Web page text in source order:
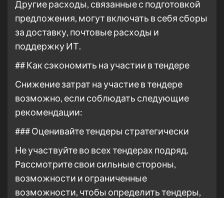
Другие расходы, связанные с подготовкой
предложения, могут включать в себя сборы
за доставку, почтовые расходы и
поддержку ИТ.
## Как сэкономить на участии в тендере
Снижение затрат на участие в тендере
возможно, если соблюдать следующие
рекомендации:
### Оценивайте тендеры стратегически
Не участвуйте во всех тендерах подряд.
Рассмотрите свои сильные стороны,
возможности и ограниченные
возможности, чтобы определить тендеры,